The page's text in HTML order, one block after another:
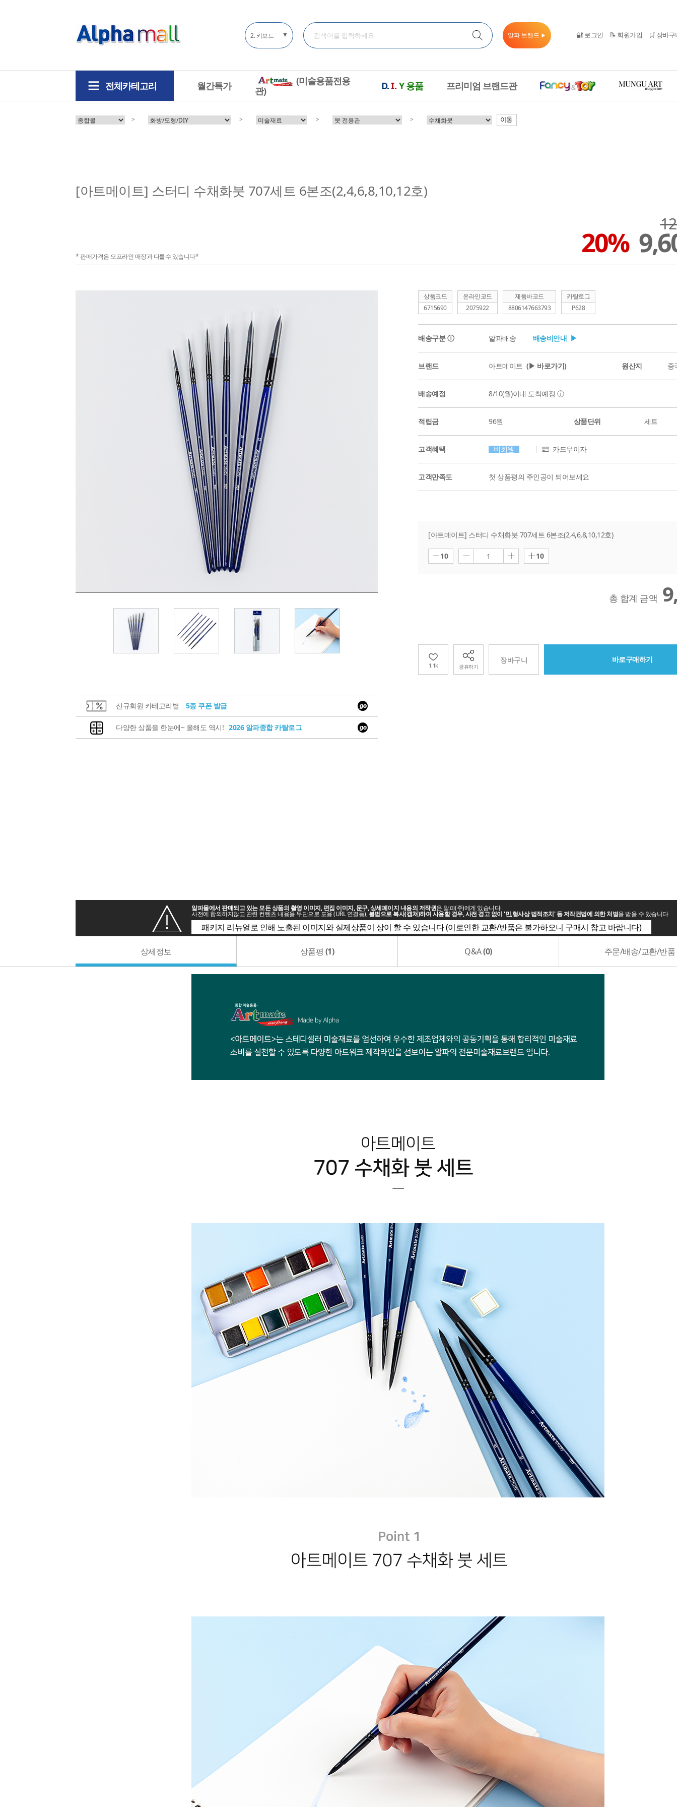
▼ 알파 브랜드 ▶ 🔐 로그인 📝 회원가입 🛒 장바구
전체카테고리 월간특가
(미술용품전용
관)
D.I. Y용품 프리미엄 브랜드관
> > > > 이동
[아트메이트] 스터디 수채화붓 707세트 6본조(2,4,6,8,10,12호)
* 판매가격은 오프라인 매장과 다를수 있습니다* 20%
신규회원 카테고리별 5종 쿠폰 발급
다양한 상품을 한눈에~ 올해도 역시! 2026 알파종합 카탈로그
상품코드
6715690
온라인코드
2075922
제품바코드
8806147663793
카탈로그
P628
배송구분ⓘ 알파배송 배송비안내 ▶
브랜드 아트메이트 (▶ 바로가기) 원산지 중
배송예정 8/10(월)이내 도착예정 ⓘ
적립금 96원 상품단위 세트
고객혜택 비회원 카드무이자
고객만족도 첫 상품평의 주인공이 되어보세요
[아트메이트] 스터디 수채화붓 707세트 6본조(2,4,6,8,10,12호)
10 1 10
총 합계 금액
1.1k 공유하기
장바구니 바로구매하기
알파몰에서 판매되고 있는 모든 상품의 촬영 이미지, 편집 이미지, 문구, 상세페이지 내용의 저작권은 알파(주)에게 있습니다
사전에 합의하지않고 관련 컨텐츠 내용을 무단으로 도용 (URL 연결등),불법으로 복사(캡쳐)하여 사용할 경우, 사전 경고 없이 '민,형사상 법적조치' 등 저작권법에 의한 처벌을 받을 수 있습니다
패키지 리뉴얼로 인해 노출된 이미지와 실제상품이 상이 할 수 있습니다 (이로인한 교환/반품은 불가하오니 구매시 참고 바랍니다)
상세정보 상품평 (1) Q&A(0) 주문/배송/교환/반품